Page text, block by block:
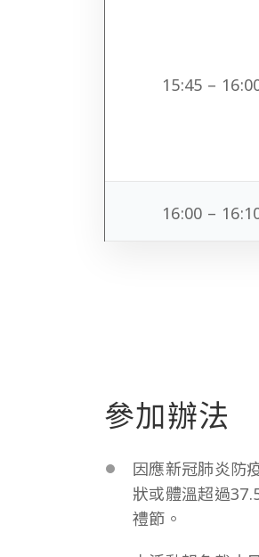
15:45 –
16:00 –
參加辦法
因應新冠肺炎防
狀或體溫超過
禮節。